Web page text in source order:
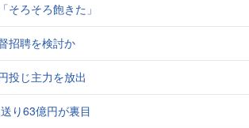
そろそろ飽きた」
招聘を検討か
投じ主力を放出
り63億円が裏目